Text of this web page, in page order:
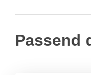
Passend